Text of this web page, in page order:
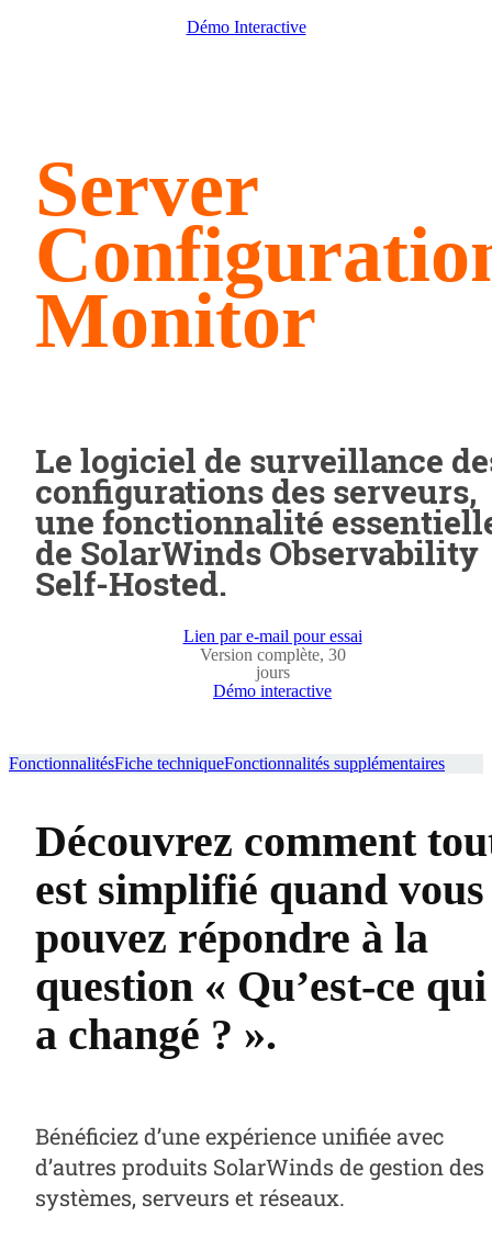
Démo Interactive
Server
Monitor
Le logiciel de surveillance
configurations des serveurs,
une fonctionnalité
de SolarWinds Observability
Self-Hosted.
Lien par e-mail pour essai
Version complète, 30
jours
Démo interactive
FonctionnalitésFiche techniqueFonctionnalités supplémentaires
Découvrez comment
est simplifié quand vous
pouvez répondre à la
question « Qu’est-ce qui
a changé ? ».
Bénéficiez d’une expérience unifiée avec
d’autres produits SolarWinds de gestion des
systèmes, serveurs et réseaux.